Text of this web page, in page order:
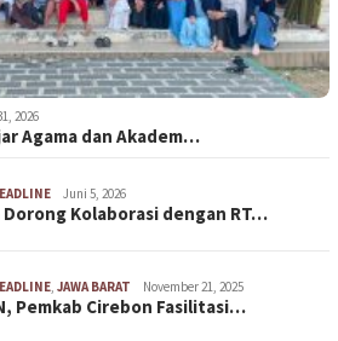
2026
Agama dan Akadem…
Juni 5, 2026
Dorong Kolaborasi dengan RT…
JAWA BARAT November 21, 2025
Pemkab Cirebon Fasilitasi…